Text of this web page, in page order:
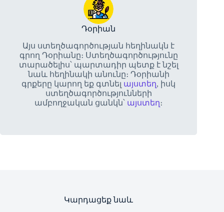
Դօրիան
Այս ստեղծագործության հեղինակն է
գրող Դօրիանը։ Ստեղծագործությունը
տարածելիս՝ պարտադիր պետք է նշել
նաև հեղինակի անունը։ Դօրիանի
գրքերը կարող եք գտնել այստեղ, իսկ
ստեղծագործությունների
ամբողջական ցանկն՝ այստեղ։
Կարդացեք նաև